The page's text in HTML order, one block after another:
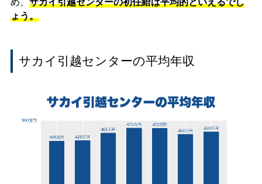
ょう。
サカイ引越センターの平均年収